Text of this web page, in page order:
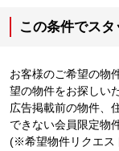
この条件でス
お客様のご希望の物
望の物件をお探しい
広告掲載前の物件、
できない会員限定物
(※希望物件リクエス